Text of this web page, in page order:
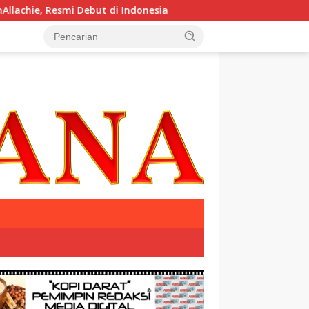
Debut di Indonesia Krisis Komunikasi Pemerintah Kian